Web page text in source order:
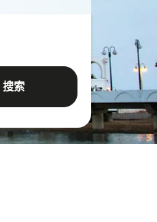
搜索